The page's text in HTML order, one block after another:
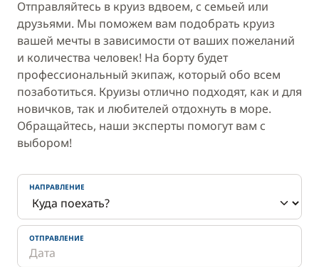
Отправляйтесь в круиз вдвоем, с семьей или
друзьями. Мы поможем вам подобрать круиз
вашей мечты в зависимости от ваших пожеланий
и количества человек! На борту будет
профессиональный экипаж, который обо всем
позаботиться. Круизы отлично подходят, как и для
новичков, так и любителей отдохнуть в море.
Обращайтесь, наши эксперты помогут вам с
выбором!
НАПРАВЛЕНИЕ
ОТПРАВЛЕНИЕ